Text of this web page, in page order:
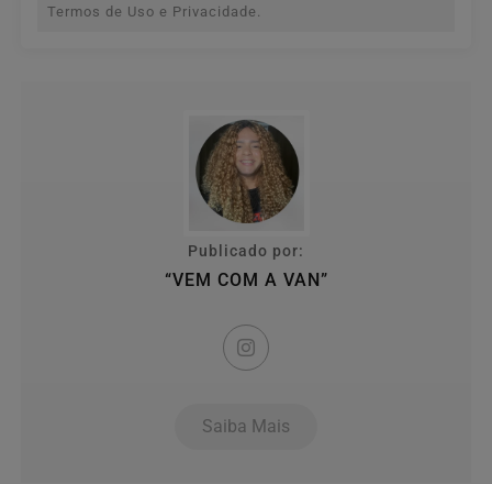
Termos de Uso e Privacidade.
Publicado por:
“VEM COM A VAN”
Saiba Mais